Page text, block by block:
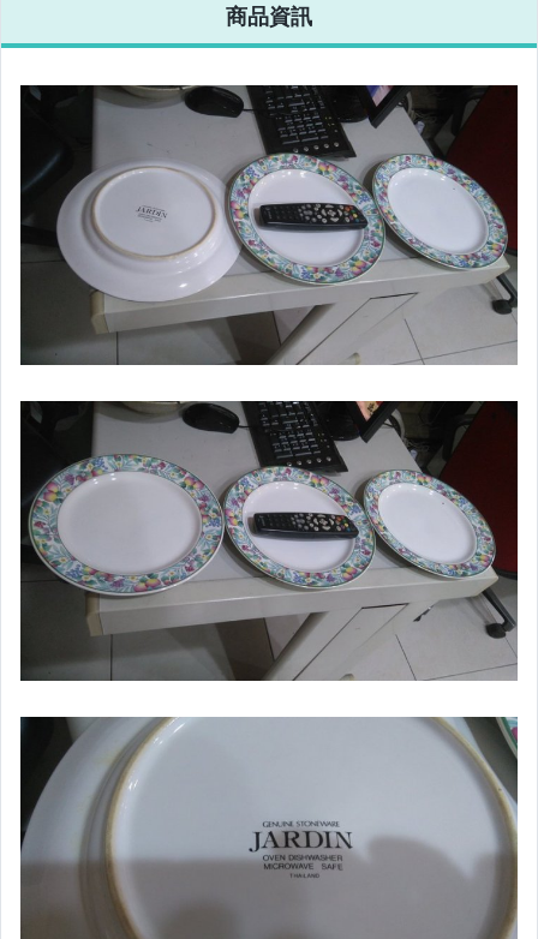
電腦、平板與周邊
相機、攝影與周邊
嬰幼兒與孕婦
寵物用品與水族
汽機車精品百貨
居家、家具與園藝
女裝與服飾配件
偶像、球員卡與郵幣
手錶與飾品配件
女包精品與女鞋
家電與影音視聽
商品資訊